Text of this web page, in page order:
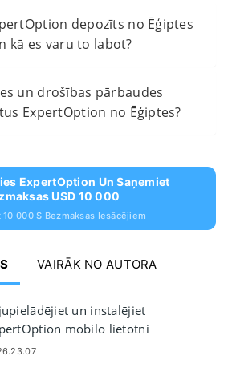
depozīts no Ēģiptes
kā es varu to labot?
un drošības pārbaudes
ExpertOption no Ēģiptes?
ExpertOption Un Saņemiet
USD 10 000
10 000 $ Bezmaksas Iesācējiem
VAIRĀK NO AUTORA
un instalējiet
mobilo lietotni
un iOS ierīcēm